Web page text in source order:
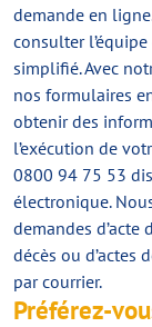
demande en
consulter
simplifié. Avec
nos formulaires
obtenir des
l’exécution de
0800 94 75 53
électronique.
demandes d’acte
décès ou d’actes
par courrier.
Préférez-